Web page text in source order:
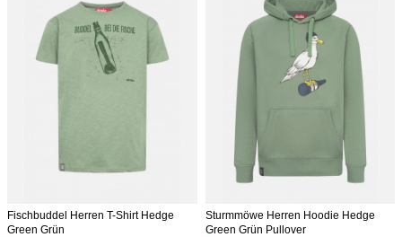
Fischbuddel Herren T-Shirt Hedge
Green Grün
Sturmmöwe Herren Hoodie Hedge
Green Grün Pullover